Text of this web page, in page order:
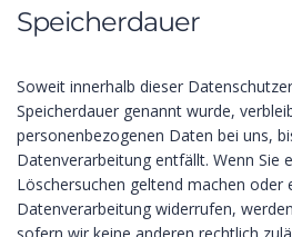
Speicherdauer
Soweit innerhalb dieser
Speicherdauer genannt wurde,
personenbezogenen Daten bei uns,
Datenverarbeitung entfällt. Wenn Sie
Löschersuchen geltend machen oder
Datenverarbeitung widerrufen,